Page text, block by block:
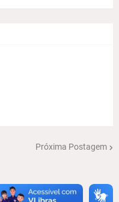
Próxima Postagem